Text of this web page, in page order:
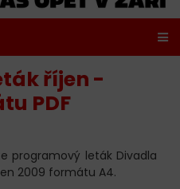
říjen -
PDF
programový leták Divadla
2009 formátu A4.